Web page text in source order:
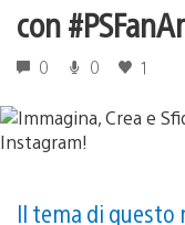
con
0 0 1
Il tema di questo